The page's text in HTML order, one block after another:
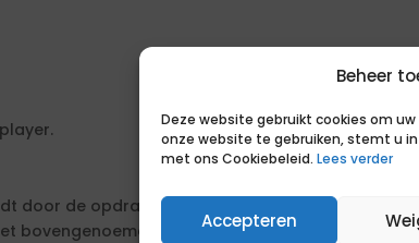
Beheer
Deze website gebruikt cookies om
onze website te gebruiken, stemt u
met ons Cookiebeleid. Lees verder
Accepteren
door de opdrachtgever nader getoetst in
bovengenoemde profiel, met name op de